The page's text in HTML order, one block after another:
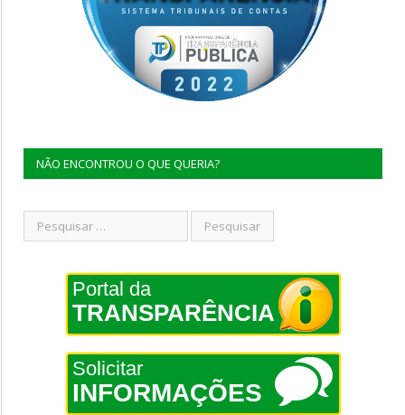
NÃO ENCONTROU O QUE QUERIA?
Portal da
TRANSPARÊNCIA
Solicitar
INFORMAÇÕES